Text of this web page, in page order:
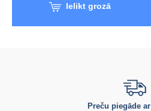
Ielikt grozā
Preču piegāde ar